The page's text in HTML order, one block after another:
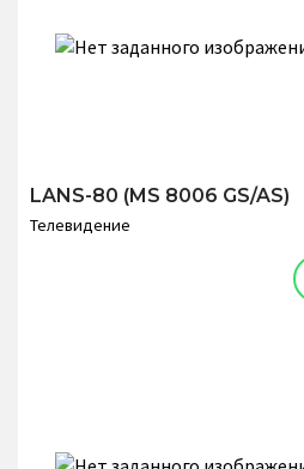
LANS-80 (MS 8006 GS/AS)
Телевидение